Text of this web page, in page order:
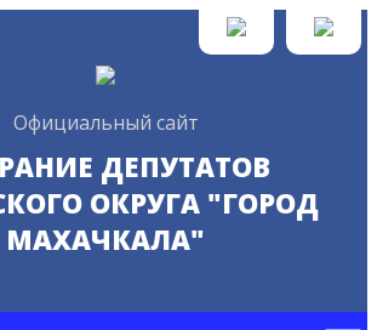
Официальный сайт
ДЕПУТАТОВ
ОКРУГА "ГОРОД
МАХАЧКАЛА"